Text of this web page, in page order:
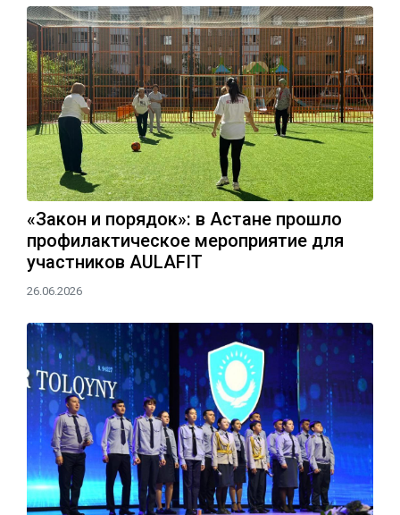
«Закон и порядок»: в Астане прошло
профилактическое мероприятие для
участников AULAFIT
26.06.2026